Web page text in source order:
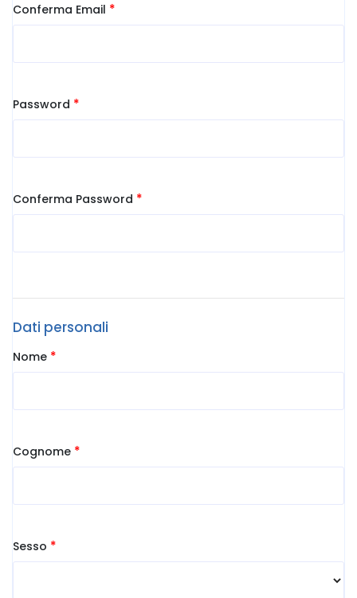
Conferma Email *
Password *
Conferma Password *
Dati personali
Nome *
Cognome *
Sesso *